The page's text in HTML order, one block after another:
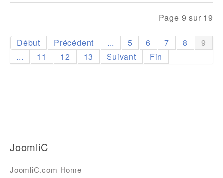
Page 9 sur 19
Début Précédent ... 5 6 7 8
9
...
11 12 13 Suivant Fin
JoomliC
JoomliC.com Home